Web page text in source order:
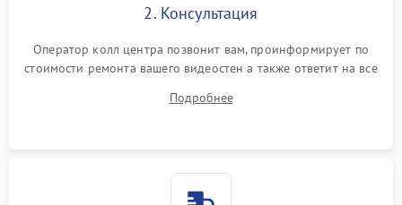
2. Консультация
Оператор колл центра позвонит вам, проинформирует по
стоимости ремонта вашего видеостен а также ответит на все
Подробнее